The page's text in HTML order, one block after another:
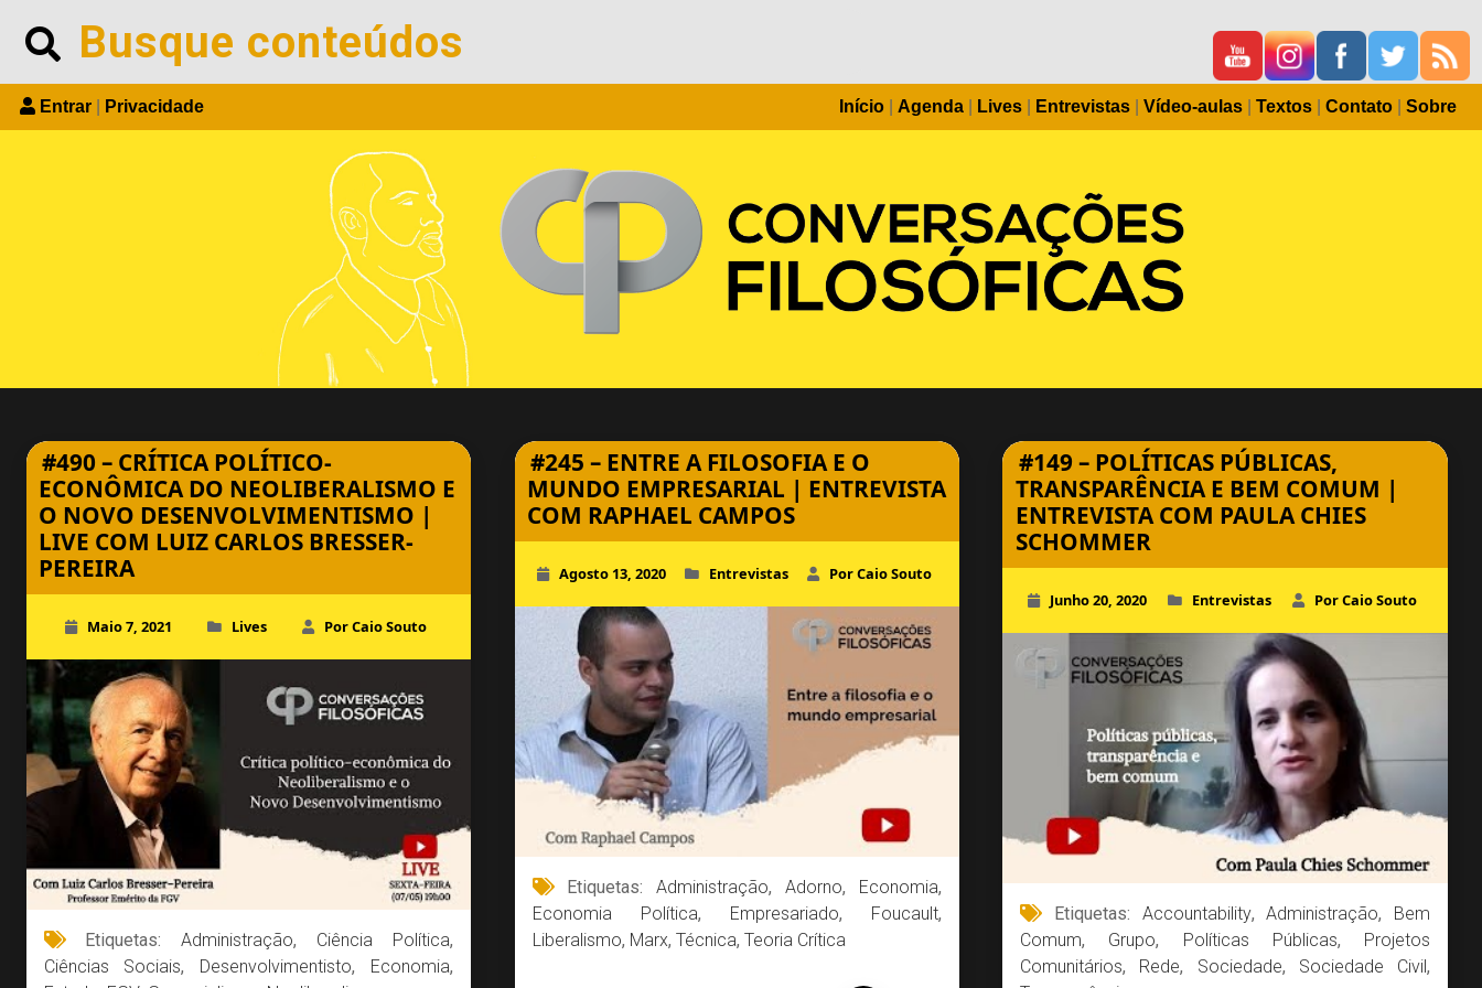
Search
Início Agenda Lives Entrevistas Vídeo-aulas Textos Contato Sobre
Entrar Privacidade
#490 – CRÍTICA POLÍTICO-
ECONÔMICA DO NEOLIBERALISMO E
O NOVO DESENVOLVIMENTISMO |
LIVE COM LUIZ CARLOS BRESSER-
PEREIRA
Maio 7, 2021 Lives Por Caio Souto
Etiquetas:Administração, Ciência Política,
Ciências Sociais, Desenvolvimentisto, Economia,
#245 – ENTRE A FILOSOFIA E O
MUNDO EMPRESARIAL | ENTREVISTA
COM RAPHAEL CAMPOS
Agosto 13, 2020 Entrevistas Por Caio Souto
Etiquetas:Administração, Adorno, Economia,
Economia Política, Empresariado, Foucault,
Liberalismo, Marx, Técnica, Teoria Crítica
#149 – POLÍTICAS PÚBLICAS,
TRANSPARÊNCIA E BEM COMUM |
ENTREVISTA COM PAULA CHIES
SCHOMMER
Junho 20, 2020 Entrevistas Por Caio Souto
Etiquetas: Accountability,Administração, Bem
Comum, Grupo, Políticas Públicas, Projetos
Comunitários, Rede, Sociedade, Sociedade Civil,